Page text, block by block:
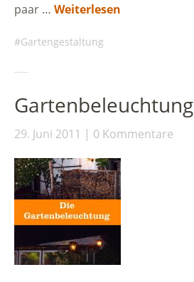
paar … Weiterlesen
Gartengestaltung
Gartenbeleuchtung
29. Juni 2011 0 Kommentare